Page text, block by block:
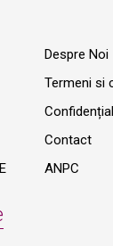
Despre Noi
Termeni si
Contact
ANPC